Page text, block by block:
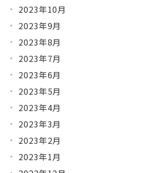
2023年10月
2023年9月
2023年8月
2023年7月
2023年6月
2023年5月
2023年4月
2023年3月
2023年2月
2023年1月